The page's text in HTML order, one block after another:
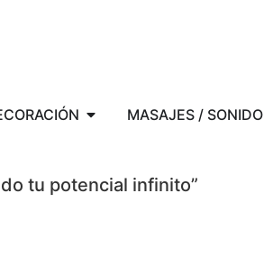
MASAJES / SONIDO
tu potencial infinito”